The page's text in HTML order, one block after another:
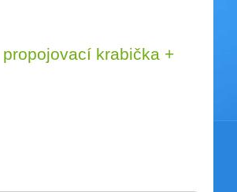
krabička +